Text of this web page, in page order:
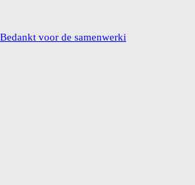
voor de samenwerki